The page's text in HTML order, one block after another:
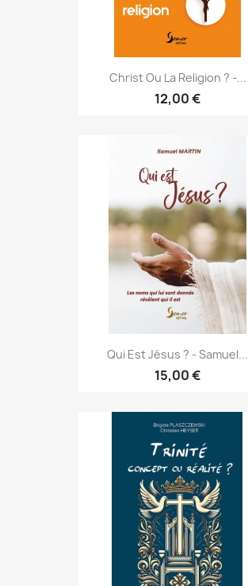
Christ Ou La Religion ? -...
12,00 €
Qui Est Jésus ? - Samuel...
15,00 €